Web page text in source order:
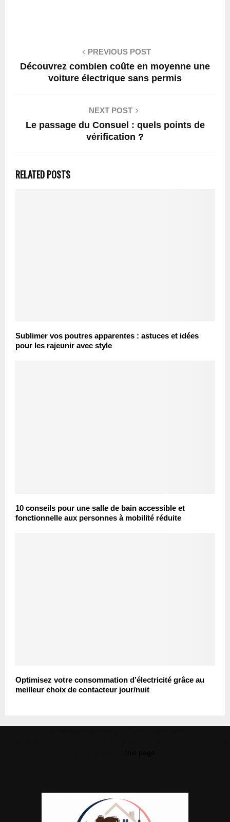
PREVIOUS POST
Découvrez combien coûte en moyenne une
voiture électrique sans permis
NEXT POST
Le passage du Consuel : quels points de
vérification ?
RELATED POSTS
Sublimer vos poutres apparentes : astuces et idées
pour les rajeunir avec style
10 conseils pour une salle de bain accessible et
fonctionnelle aux personnes à mobilité réduite
Optimisez votre consommation d’électricité grâce au
meilleur choix de contacteur jour/nuit